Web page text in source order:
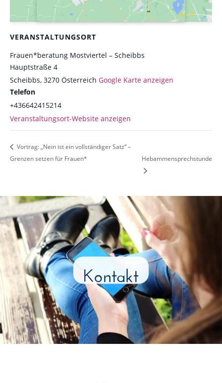
VERANSTALTUNGSORT
Frauen*beratung Mostviertel – Scheibbs
Hauptstraße 4
Scheibbs, 3270 Österreich Google Karte anzeigen
Telefon
+436642415214
Veranstaltungsort-Website anzeigen
Vortrag: „Nein ist ein vollständiger Satz“ –
Grenzen setzen für Frauen*
Hebammensprechstunde
Kontakt